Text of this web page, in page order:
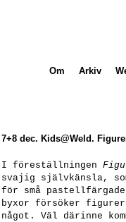
Om Arkiv
7+8 dec. Kids@Weld.
I föreställningen
svajig självkänsla,
för små
byxor försöker
något. Väl därinne